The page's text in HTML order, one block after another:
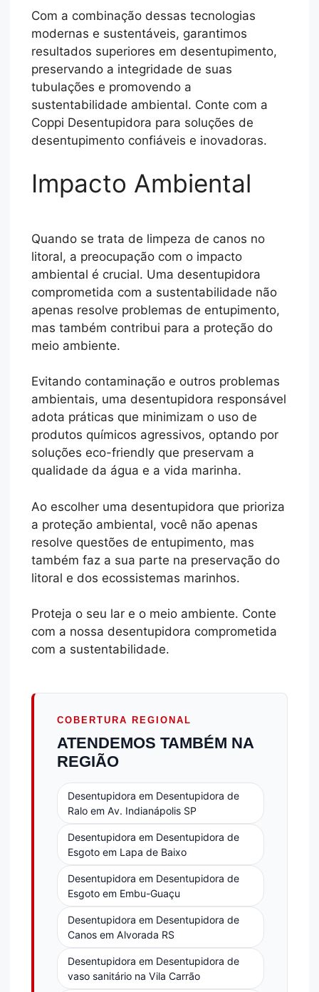
Com a combinação dessas tecnologias
modernas e sustentáveis, garantimos
resultados superiores em desentupimento,
preservando a integridade de suas
tubulações e promovendo a
sustentabilidade ambiental. Conte com a
Coppi Desentupidora para soluções de
desentupimento confiáveis e inovadoras.
Impacto Ambiental
Quando se trata de limpeza de canos no
litoral, a preocupação com o impacto
ambiental é crucial. Uma desentupidora
comprometida com a sustentabilidade não
apenas resolve problemas de entupimento,
mas também contribui para a proteção do
meio ambiente.
Evitando contaminação e outros problemas
ambientais, uma desentupidora responsável
adota práticas que minimizam o uso de
produtos químicos agressivos, optando por
soluções eco-friendly que preservam a
qualidade da água e a vida marinha.
Ao escolher uma desentupidora que prioriza
a proteção ambiental, você não apenas
resolve questões de entupimento, mas
também faz a sua parte na preservação do
litoral e dos ecossistemas marinhos.
Proteja o seu lar e o meio ambiente. Conte
com a nossa desentupidora comprometida
com a sustentabilidade.
COBERTURA REGIONAL
ATENDEMOS TAMBÉM NA
REGIÃO
Desentupidora em Desentupidora de
Ralo em Av. Indianápolis SP
Desentupidora em Desentupidora de
Esgoto em Lapa de Baixo
Desentupidora em Desentupidora de
Esgoto em Embu-Guaçu
Desentupidora em Desentupidora de
Canos em Alvorada RS
Desentupidora em Desentupidora de
vaso sanitário na Vila Carrão